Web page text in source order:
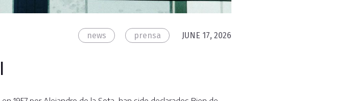
news prensa JUNE 17, 2026